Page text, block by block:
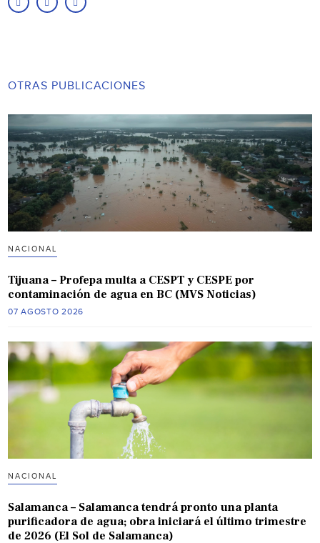
OTRAS PUBLICACIONES
NACIONAL
Tijuana – Profepa multa a CESPT y CESPE por
contaminación de agua en BC (MVS Noticias)
07 AGOSTO 2026
NACIONAL
Salamanca – Salamanca tendrá pronto una planta
purificadora de agua; obra iniciará el último trimestre
de 2026 (El Sol de Salamanca)